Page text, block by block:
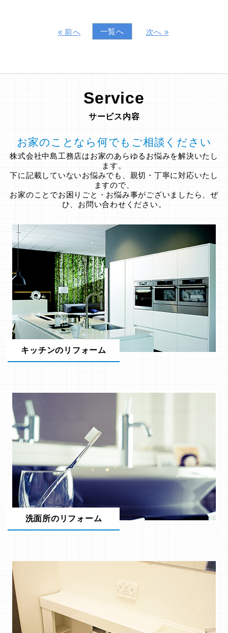
« 前へ 一覧へ 次へ »
Service
サービス内容
お家のことなら何でもご相談ください
株式会社中島工務店はお家のあらゆるお悩みを解決いたし
ます。
下に記載していないお悩みでも、親切・丁寧に対応いたし
ますので、
お家のことでお困りごと・お悩み事がございましたら、ぜ
ひ、お問い合わせください。
キッチンのリフォーム
洗面所のリフォーム